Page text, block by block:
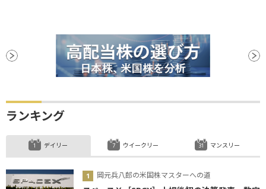
ランキング
デイリー
岡元兵八郎の米国株マスターへの道
ウイークリー マンスリー